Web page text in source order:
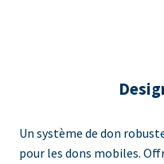
Un système de don
pour les dons mobiles.